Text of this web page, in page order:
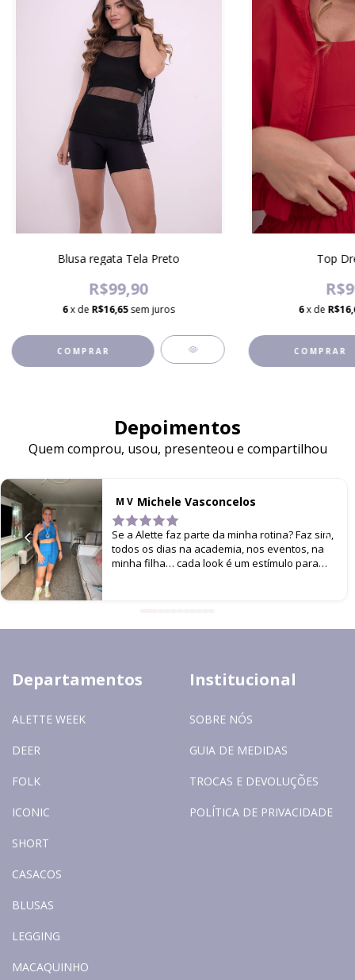
Blusa regata Tela Preto
R$99,90
6x de R$16,65 sem juros
COMPRAR
Top
6x de
COMPRAR
Depoimentos
Quem comprou, usou, presenteou e compartilhou
M V Michele Vasconcelos
Se a Alette faz parte da minha rotina? Faz sim,
todos os dias na academia, nos eventos, na
minha filha… cada look é um estímulo para
Departamentos
ALETTE WEEK
DEER
FOLK
ICONIC
SHORT
CASACOS
BLUSAS
LEGGING
MACAQUINHO
Institucional
SOBRE NÓS
GUIA DE MEDIDAS
TROCAS E DEVOLUÇÕES
POLÍTICA DE PRIVACIDADE